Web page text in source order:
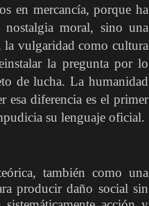
en mercancía, porque ha
moral, sino una
la vulgaridad como cultura
la pregunta por lo
de lucha. La humanidad
esa diferencia es el primer
su lenguaje oficial.
también como una
producir daño social sin